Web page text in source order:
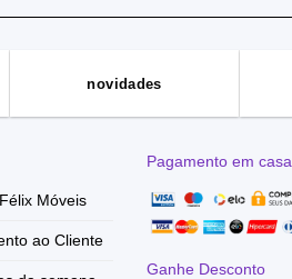
novidades
Móveis
ao Cliente
Pagamento em casa
Ganhe Desconto